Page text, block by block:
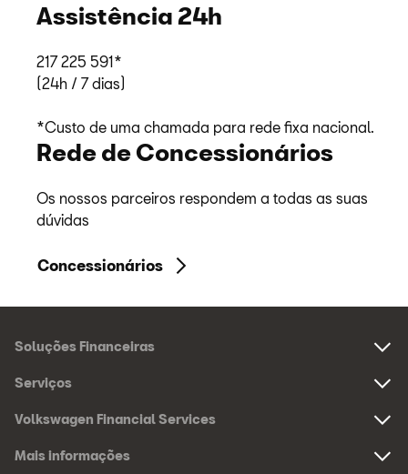
Assistência 24h
217 225 591*
(24h / 7 dias)
*Custo de uma chamada para rede fixa nacional.
Rede de Concessionários
Os nossos parceiros respondem a todas as suas
dúvidas
Concessionários
Navegação
rodapé
Soluções Financeiras
Links:
Serviços
Links:
Volkswagen Financial Services
Links:
Mais informações